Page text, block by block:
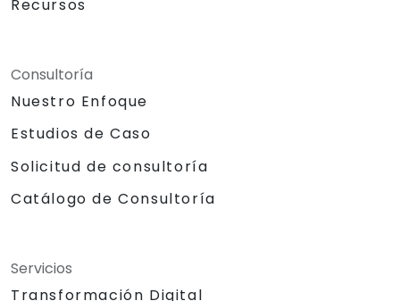
Recursos
Consultoría
Nuestro Enfoque
Estudios de Caso
Solicitud de consultoría
Catálogo de Consultoría
Servicios
Transformación Digital